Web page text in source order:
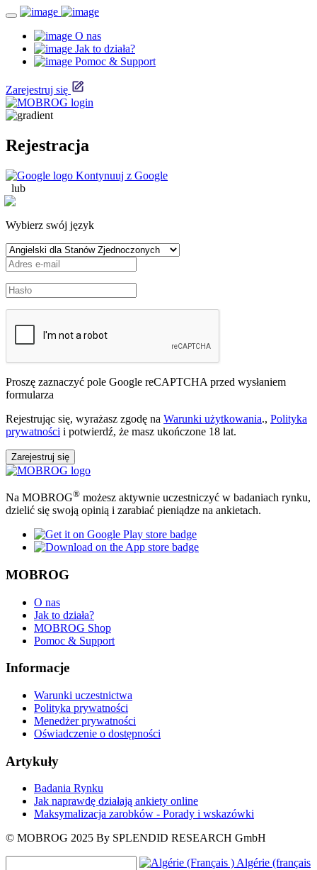
O nas
Jak to działa?
Pomoc & Support
Zarejestruj się
Rejestracja
Kontynuuj z Google
lub
Wybierz swój język
Proszę zaznaczyć pole Google reCAPTCHA przed wysłaniem
formularza
Rejestrując się, wyrażasz zgodę na Warunki użytkowania., Polityka
prywatności i potwierdź, że masz ukończone 18 lat.
Zarejestruj się
Na MOBROG® możesz aktywnie uczestniczyć w badaniach rynku,
dzielić się swoją opinią i zarabiać pieniądze na ankietach.
MOBROG
O nas
Jak to działa?
MOBROG Shop
Pomoc & Support
Informacje
Warunki uczestnictwa
Polityka prywatności
Menedżer prywatności
Oświadczenie o dostępności
Artykuły
Badania Rynku
Jak naprawdę działają ankiety online
Maksymalizacja zarobków - Porady i wskazówki
© MOBROG 2025 By SPLENDID RESEARCH GmbH
Algérie (français